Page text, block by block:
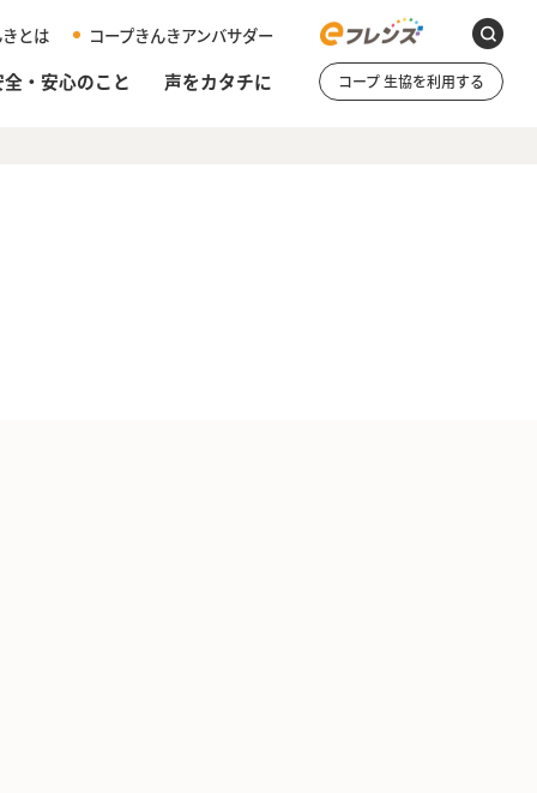
とは コープきんきアンバサダー
・安心のこと 声をカタチに コープ 生協を利用する